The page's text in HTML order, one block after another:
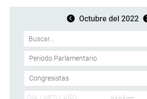
Octubre del 2022